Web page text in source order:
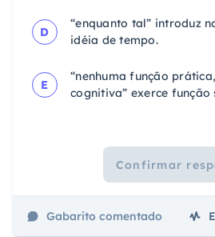
D
“enquanto tal” introduz
idéia de tempo.
E
“nenhuma função
cognitiva” exerce função
Confirmar
Gabarito comentado